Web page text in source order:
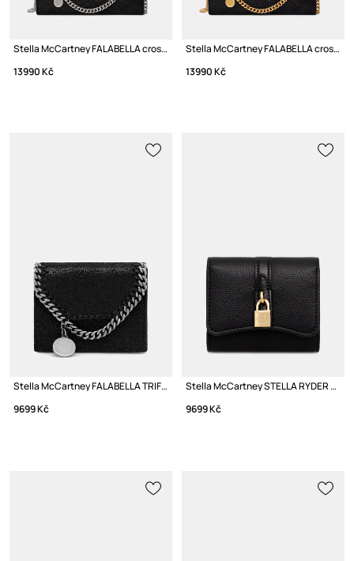
Stella McCartney FALABELLA crossbody kabelka dámská
13990 Kč
Stella McCartney FALABELLA crossbody kabelka dámská
13990 Kč
Stella McCartney FALABELLA TRIFOLD Peněženka dámská
9699 Kč
Stella McCartney STELLA RYDER Peněženka z imitace kůže dámská
9699 Kč